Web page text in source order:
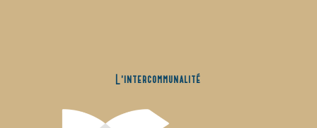
L’intercommunalité